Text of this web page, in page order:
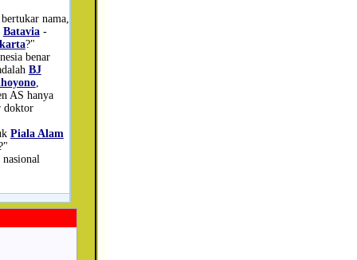
nama,
Batavia-
?"
benar
BJ
,
AS hanya
doktor
Piala Alam